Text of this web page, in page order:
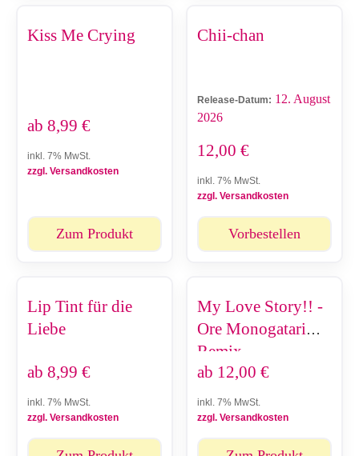
Kiss Me Crying
ab 8,99 €
inkl. 7% MwSt.
zzgl. Versandkosten
Zum Produkt
Chii-chan
Release-Datum: 12. August
2026
12,00 €
inkl. 7% MwSt.
zzgl. Versandkosten
Vorbestellen
Lip Tint für die
Liebe
ab 8,99 €
inkl. 7% MwSt.
zzgl. Versandkosten
My Love Story!! -
Ore Monogatari
Remix
ab 12,00 €
inkl. 7% MwSt.
zzgl. Versandkosten